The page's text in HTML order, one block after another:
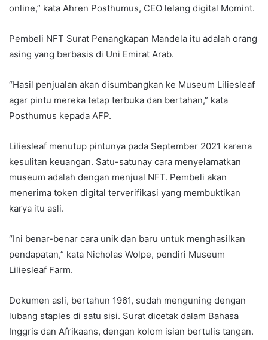
online,” kata Ahren Posthumus, CEO lelang digital Momint.
Pembeli NFT Surat Penangkapan Mandela itu adalah orang
asing yang berbasis di Uni Emirat Arab.
“Hasil penjualan akan disumbangkan ke Museum Liliesleaf
agar pintu mereka tetap terbuka dan bertahan,” kata
Posthumus kepada AFP.
Liliesleaf menutup pintunya pada September 2021 karena
kesulitan keuangan. Satu-satunay cara menyelamatkan
museum adalah dengan menjual NFT. Pembeli akan
menerima token digital terverifikasi yang membuktikan
karya itu asli.
“Ini benar-benar cara unik dan baru untuk menghasilkan
pendapatan,” kata Nicholas Wolpe, pendiri Museum
Liliesleaf Farm.
Dokumen asli, bertahun 1961, sudah menguning dengan
lubang staples di satu sisi. Surat dicetak dalam Bahasa
Inggris dan Afrikaans, dengan kolom isian bertulis tangan.